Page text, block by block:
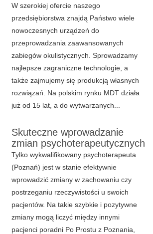
W szerokiej ofercie naszego
przedsiębiorstwa znajdą Państwo wiele
nowoczesnych urządzeń do
przeprowadzania zaawansowanych
zabiegów okulistycznych. Sprowadzamy
najlepsze zagraniczne technologie, a
także zajmujemy się produkcją własnych
rozwiązań. Na polskim rynku MDT działa
już od 15 lat, a do wytwarzanych...
Skuteczne wprowadzanie
zmian psychoterapeutycznych
Tylko wykwalifikowany psychoterapeuta
(Poznań) jest w stanie efektywnie
wprowadzić zmiany w zachowaniu czy
postrzeganiu rzeczywistości u swoich
pacjentów. Na takie szybkie i pozytywne
zmiany mogą liczyć między innymi
pacjenci poradni Po Prostu z Poznania,